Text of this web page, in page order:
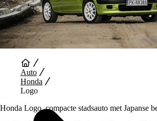
Auto Diensten
Auto
Honda
Logo
Honda Logo, compacte stadsauto met Japanse